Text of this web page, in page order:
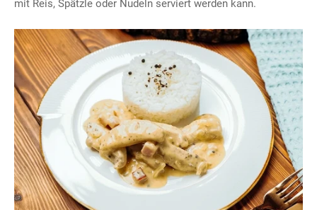
mit Reis, Spätzle oder Nudeln serviert werden kann.